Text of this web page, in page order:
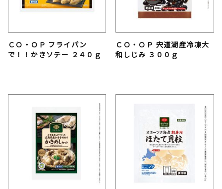
ＣＯ・ＯＰ フライパン
で！！かきソテー ２４０ｇ
ＣＯ・ＯＰ 宍道湖産冷凍大
和しじみ ３００ｇ